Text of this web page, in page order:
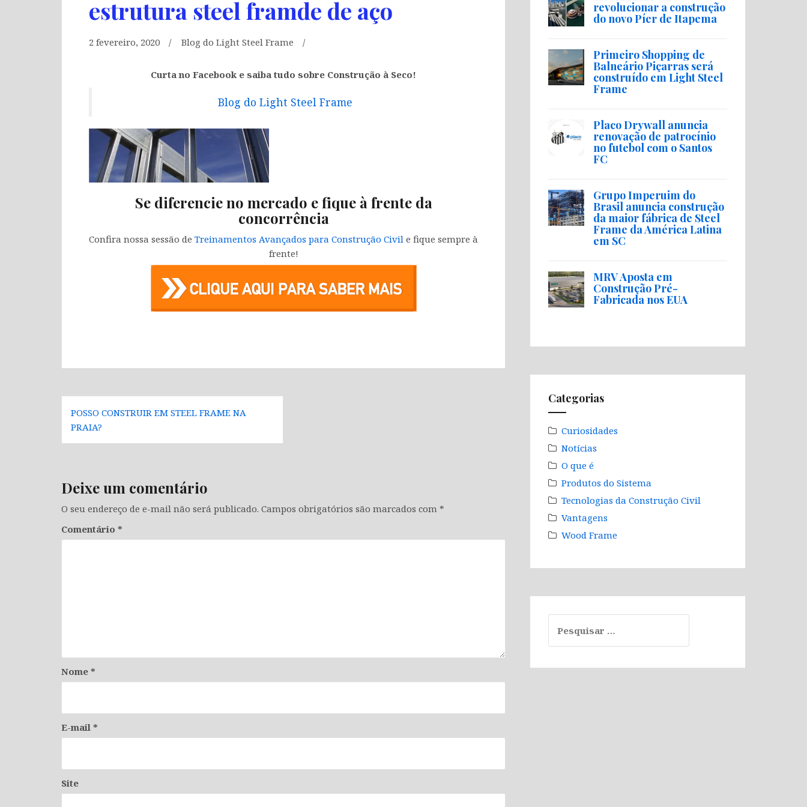
estrutura steel framde de aço
2 fevereiro, 2020 Blog do Light Steel Frame
Curta no Facebook e saiba tudo sobre Construção à Seco!
Blog do Light Steel Frame
Se diferencie no mercado e fique à frente da
concorrência
Confira nossa sessão de Treinamentos Avançados para Construção Civil e fique sempre à
frente!
Navegação
de
Post
POSSO CONSTRUIR EM STEEL FRAME NA
PRAIA?
Deixe um comentário
O seu endereço de e-mail não será publicado. Campos obrigatórios são marcados com *
Comentário *
Nome *
E-mail *
Site
revolucionar a construção
do novo Píer de Itapema
Primeiro Shopping de
Balneário Piçarras será
construído em Light Steel
Frame
Placo Drywall anuncia
renovação de patrocínio
no futebol com o Santos
FC
Grupo Imperuim do
Brasil anuncia construção
da maior fábrica de Steel
Frame da América Latina
em SC
MRV Aposta em
Construção Pré-
Fabricada nos EUA
Categorias
Curiosidades
Notícias
O que é
Produtos do Sistema
Tecnologias da Construção Civil
Vantagens
Wood Frame
por: